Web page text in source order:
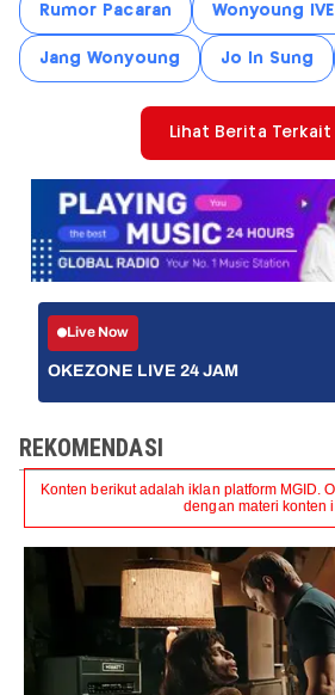
Rumor Pacaran Wonyoung IVE
Jang Wonyoung Jo In Sung
Lihat Berita Terkait
Live Now
OKEZONE LIVE 24 JAM